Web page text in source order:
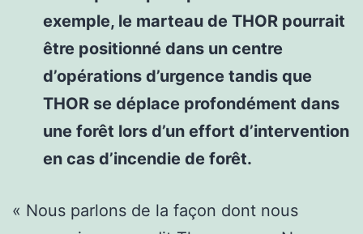
exemple, le marteau de THOR pourrait
être positionné dans un centre
d’opérations d’urgence tandis que
THOR se déplace profondément dans
une forêt lors d’un effort d’intervention
en cas d’incendie de forêt.
« Nous parlons de la façon dont nous